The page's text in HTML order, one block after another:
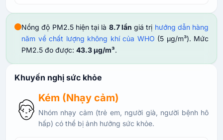
Nồng độ PM2.5 hiện tại là 8.7 lần giá trị hướng dẫn hàng
năm về chất lượng không khí của WHO (5 µg/m³). Mức
PM2.5 đo được: 43.3 µg/m³.
Khuyến nghị sức khỏe
Kém (Nhạy cảm)
Nhóm nhạy cảm (trẻ em, người già, người bệnh hô
hấp) có thể bị ảnh hưởng sức khỏe.